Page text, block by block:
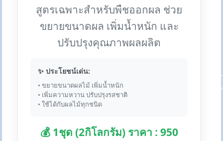
สูตรเฉพาะสำหรับพืชออกผล ช่วย
ขยายขนาดผล เพิ่มน้ำหนัก และ
ปรับปรุงคุณภาพผลผลิต
✨ ประโยชน์เด่น:
• ขยายขนาดผลไม้ เพิ่มน้ำหนัก
• เพิ่มความหวาน ปรับปรุงรสชาติ
• ใช้ได้กับผลไม้ทุกชนิด
💰 1ชุด (2กิโลกรัม) ราคา : 950